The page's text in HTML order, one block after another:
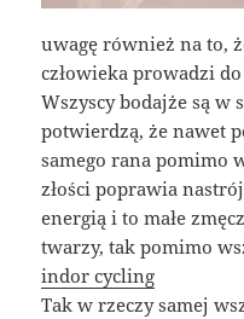
uwagę również na to,
człowieka prowadzi
Wszyscy bodajże są w
potwierdzą, że nawet
samego rana pomimo
złości poprawia
energią i to małe
twarzy, tak pomimo
indor cycling
Tak w rzeczy samej